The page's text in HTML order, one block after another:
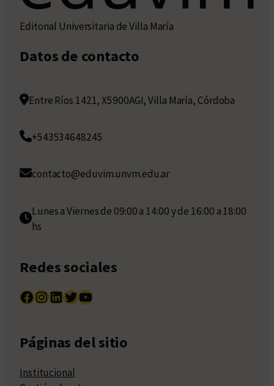
Editorial Universitaria de Villa María
Datos de contacto
Entre Ríos 1421, X5900AGI, Villa María, Córdoba
+543534648245
contacto@eduvim.unvm.edu.ar
Lunes a Viernes de 09:00 a 14:00 y de 16:00 a 18:00
hs
Redes sociales
Facebook InstagramLinkedIn Twitter YouTube
Páginas del sitio
Institucional